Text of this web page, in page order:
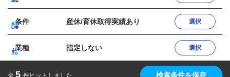
条件 産休/育休取得実績あり 選択
業種 指定しない 選択
5 検索条件を保存